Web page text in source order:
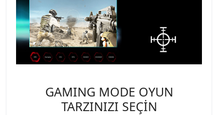
GAMING MODE OYUN
TARZINIZI SEÇİN